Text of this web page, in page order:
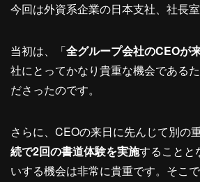
今回は外資系企業の日本支社、社長
当初は、「全グループ会社のCEOが
社にとってかなり貴重な機会である
ださったのです。
さらに、CEOの来日に先んじて別の
続で2回の書道体験を実施することと
いする機会は非常に貴重です。そこ